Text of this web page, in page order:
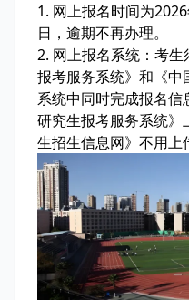
1. 网上报名时间为
日，逾期不再办理。
2. 网上报名系统：考
报考服务系统》和《中
系统中同时完成报名
研究生报考服务系统
生招生信息网》不用上